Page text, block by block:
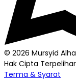
© 2026 Mursyid
Hak Cipta
Terma & Syarat